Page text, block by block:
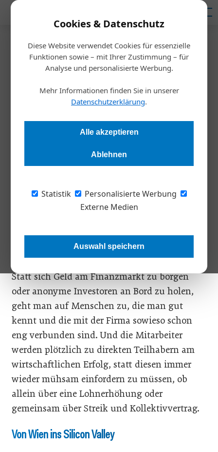
Cookies & Datenschutz
Diese Website verwendet Cookies für essenzielle
Funktionen sowie – mit Ihrer Zustimmung – für
Analyse und personalisierte Werbung.
Mehr Informationen finden Sie in unserer
Datenschutzerklärung.
Alle akzeptieren
Ablehnen
Statistik
Personalisierte Werbung
Externe Medien
Auswahl speichern
Startseite/Inspiration
Vom Mitarbeiter zum
Mitbesitzer
Die Beteiligung der Mitarbeiter am ­Unternehmen kann für
KMU lohnend sein – doch weil sie anders sind als
Mitarbeiter am Unternehmen zu beteiligen
Sicht der Firmenchefs als auch für die
Beschäftigten. Für das Unternehmen ergeben
Statt sich Geld am Finanzmarkt zu borgen
oder anonyme Investoren an Bord zu holen,
geht man auf Menschen zu, die man gut
kennt und die mit der Firma sowieso schon
eng verbunden sind. Und die Mitarbeiter
werden plötzlich zu direkten Teilhabern am
wirtschaftlichen Erfolg, statt diesen immer
wieder mühsam einfordern zu müssen, ob
allein über eine Lohnerhöhung oder
gemeinsam über Streik und Kollektivvertrag.
Von Wien ins Silicon Valley